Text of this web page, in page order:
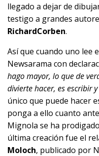
llegado a dejar de
testigo a grandes
RichardCorben.
Así que cuando uno lee
Newsarama con
hago mayor, lo que de
divierte hacer, es escribir
único que puede hacer
ponga a ello cuanto
Mignola se ha
última creación fue el
Moloch, publicado por